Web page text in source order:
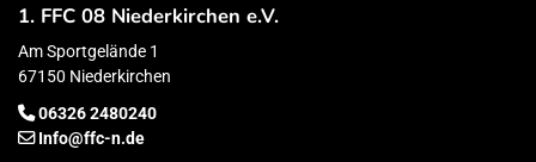
1. FFC 08 Niederkirchen e.V.
Am Sportgelände 1
67150 Niederkirchen
06326 2480240
Info@ffc-n.de